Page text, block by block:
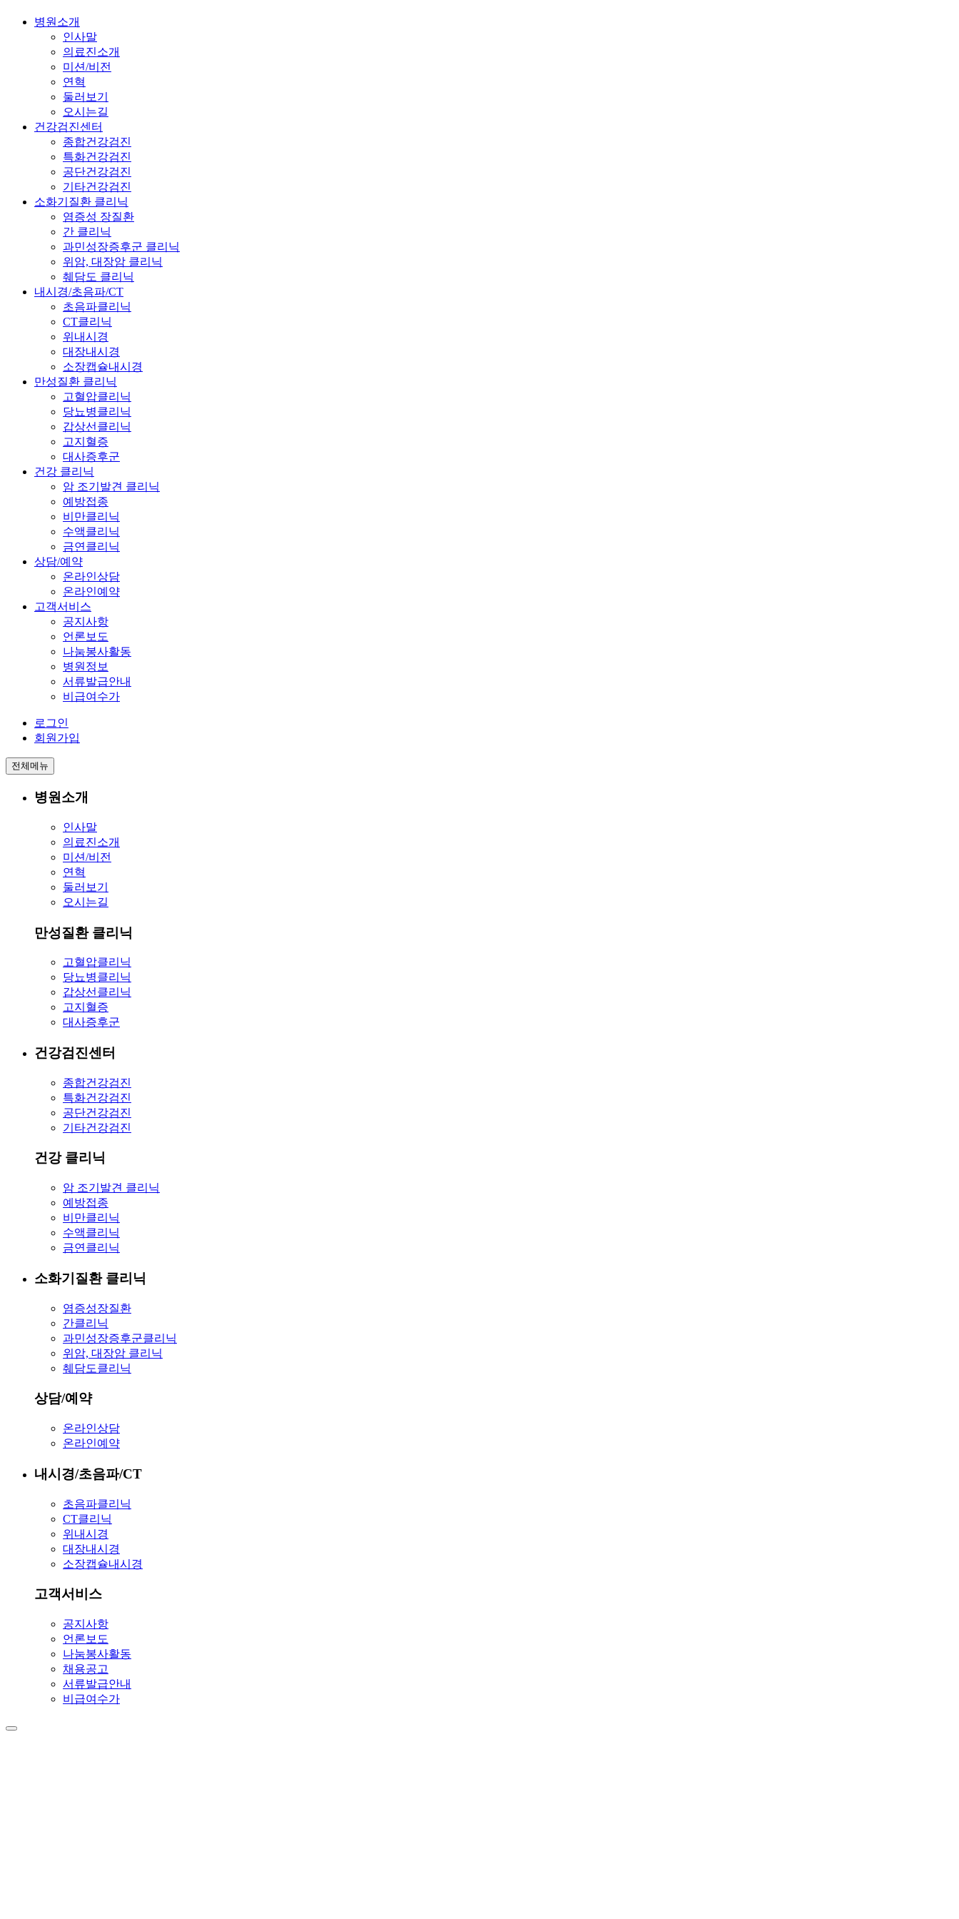
병원소개
인사말
의료진소개
미션/비전
연혁
둘러보기
오시는길
건강검진센터
종합건강검진
특화건강검진
공단건강검진
기타건강검진
소화기질환 클리닉
염증성 장질환
간 클리닉
과민성장증후군 클리닉
위암, 대장암 클리닉
췌담도 클리닉
내시경/초음파/CT
초음파클리닉
CT클리닉
위내시경
대장내시경
소장캡슐내시경
만성질환 클리닉
고혈압클리닉
당뇨병클리닉
갑상선클리닉
고지혈증
대사증후군
건강 클리닉
암 조기발견 클리닉
예방접종
비만클리닉
수액클리닉
금연클리닉
상담/예약
온라인상담
온라인예약
고객서비스
공지사항
언론보도
나눔봉사활동
병원정보
서류발급안내
비급여수가
로그인
회원가입
전체메뉴
병원소개
인사말
의료진소개
미션/비전
연혁
둘러보기
오시는길
만성질환 클리닉
고혈압클리닉
당뇨병클리닉
갑상선클리닉
고지혈증
대사증후군
건강검진센터
종합건강검진
특화건강검진
공단건강검진
기타건강검진
건강 클리닉
암 조기발견 클리닉
예방접종
비만클리닉
수액클리닉
금연클리닉
소화기질환 클리닉
염증성장질환
간클리닉
과민성장증후군클리닉
위암, 대장암 클리닉
췌담도클리닉
상담/예약
온라인상담
온라인예약
내시경/초음파/CT
초음파클리닉
CT클리닉
위내시경
대장내시경
소장캡슐내시경
고객서비스
공지사항
언론보도
나눔봉사활동
채용공고
서류발급안내
비급여수가